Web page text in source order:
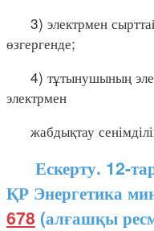
3) электрмен
өзгергенде;
4) тұтынушының
электрмен
жабдықтау
Ескерту. 12-
ҚР Энергетика
678 (алғашқы